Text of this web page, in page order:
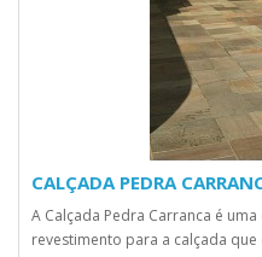
CALÇADA PEDRA
A Calçada Pedra Carranca é
revestimento para a calçada que